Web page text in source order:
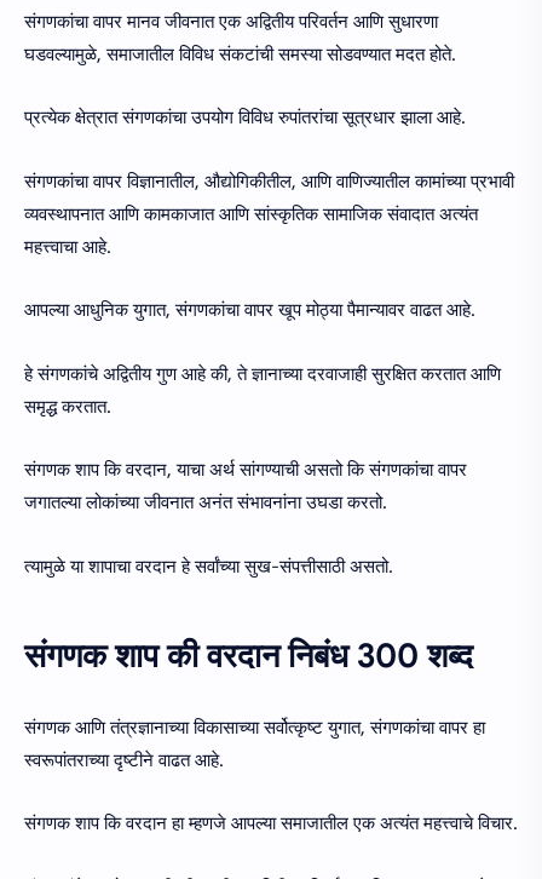
संगणकांचा वापर मानव जीवनात एक अद्वितीय परिवर्तन आणि सुधारणा
घडवल्यामुळे, समाजातील विविध संकटांची समस्या सोडवण्यात मदत होते.
प्रत्येक क्षेत्रात संगणकांचा उपयोग विविध रुपांतरांचा सूत्रधार झाला आहे.
संगणकांचा वापर विज्ञानातील, औद्योगिकीतील, आणि वाणिज्यातील कामांच्या प्रभावी
व्यवस्थापनात आणि कामकाजात आणि सांस्कृतिक सामाजिक संवादात अत्यंत
महत्त्वाचा आहे.
आपल्या आधुनिक युगात, संगणकांचा वापर खूप मोठ्या पैमान्यावर वाढत आहे.
हे संगणकांचे अद्वितीय गुण आहे की, ते ज्ञानाच्या दरवाजाही सुरक्षित करतात आणि
समृद्ध करतात.
संगणक शाप कि वरदान, याचा अर्थ सांगण्याची असतो कि संगणकांचा वापर
जगातल्या लोकांच्या जीवनात अनंत संभावनांना उघडा करतो.
त्यामुळे या शापाचा वरदान हे सर्वांच्या सुख-संपत्तीसाठी असतो.
संगणक शाप की वरदान निबंध 300 शब्द
संगणक आणि तंत्रज्ञानाच्या विकासाच्या सर्वोत्कृष्ट युगात, संगणकांचा वापर हा
स्वरूपांतराच्या दृष्टीने वाढत आहे.
संगणक शाप कि वरदान हा म्हणजे आपल्या समाजातील एक अत्यंत महत्त्वाचे विचार.